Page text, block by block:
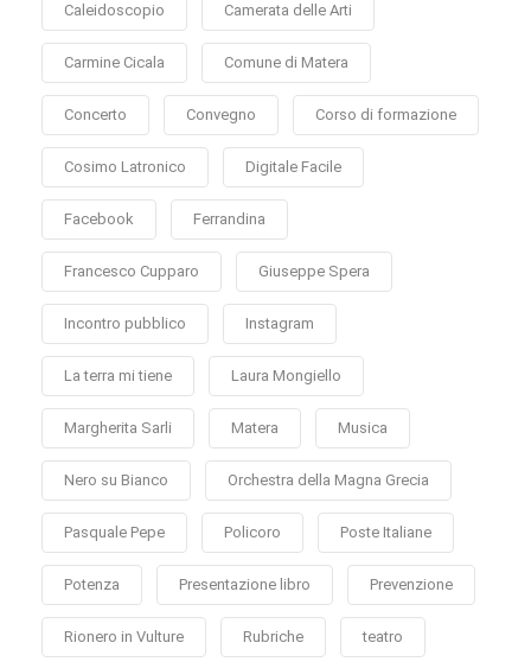
Caleidoscopio Camerata delle Arti
Carmine Cicala Comune di Matera
Concerto Convegno Corso di formazione
Cosimo Latronico Digitale Facile
Facebook Ferrandina
Francesco Cupparo Giuseppe Spera
Incontro pubblico Instagram
La terra mi tiene Laura Mongiello
Margherita Sarli Matera Musica
Nero su Bianco Orchestra della Magna Grecia
Pasquale Pepe Policoro Poste Italiane
Potenza Presentazione libro Prevenzione
Rionero in Vulture Rubriche teatro